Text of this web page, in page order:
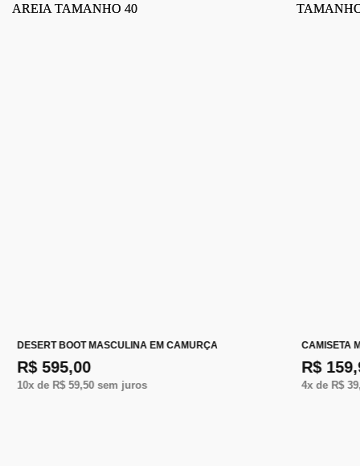
DESERT BOOT MASCULINA EM CAMURÇA
R$ 595,00
10x de R$ 59,50sem juros
CAMISETA
R$
4x de R$